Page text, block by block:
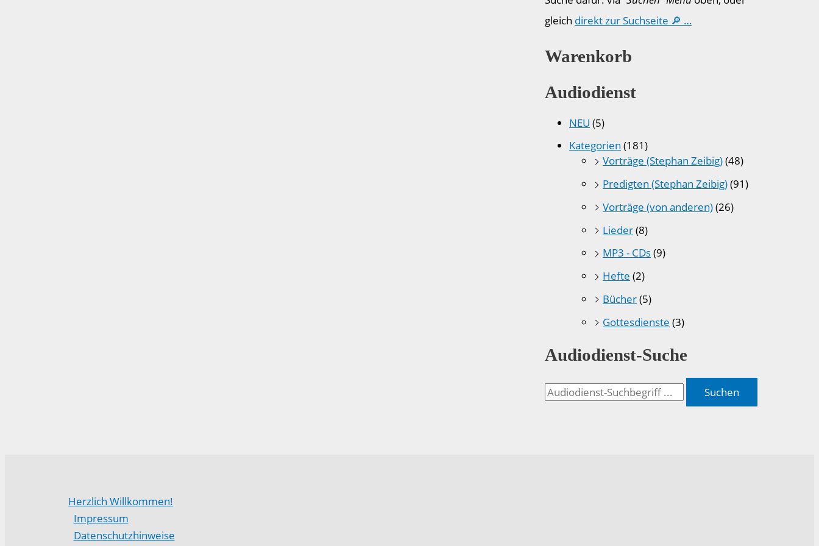
gleich direkt zur Suchseite 🔎 …
Warenkorb
Audiodienst
NEU (5)
Kategorien (181)
Vorträge (Stephan Zeibig)(48)
Predigten (Stephan Zeibig)(91)
Vorträge (von anderen)(26)
Lieder(8)
MP3 - CDs(9)
Hefte (2)
Bücher(5)
Gottesdienste (3)
Audiodienst-Suche
Suchen
Herzlich Willkommen!
Impressum
Datenschutzhinweise